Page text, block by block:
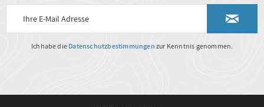
Ich habe die Datenschutzbestimmungen zur Kenntnis genommen.